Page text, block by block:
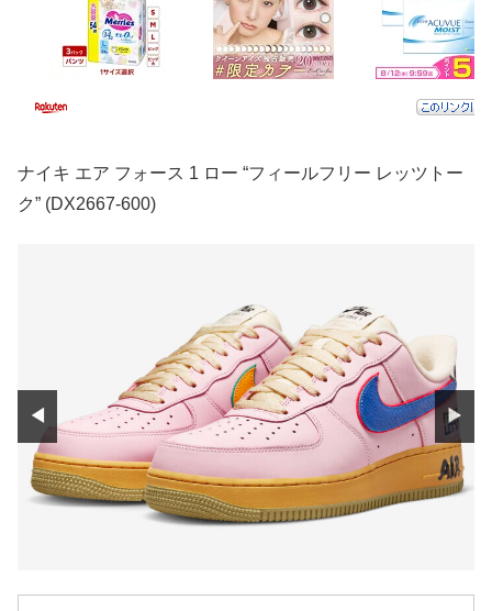
ナイキ エア フォース 1 ロー “フィールフリー レッツトー
ク” (DX2667-600)
◀ ▶